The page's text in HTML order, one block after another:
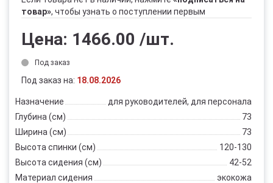
товар», чтобы узнать о поступлении первым
Цена: 1466.00 /шт.
Под заказ
Под заказ на: 18.08.2026
Назначение
для руководителей, для персонала
Глубина (см)
73
Ширина (см)
73
Высота спинки (см)
120-130
Высота сидения (см)
42-52
Материал сидения
экокожа